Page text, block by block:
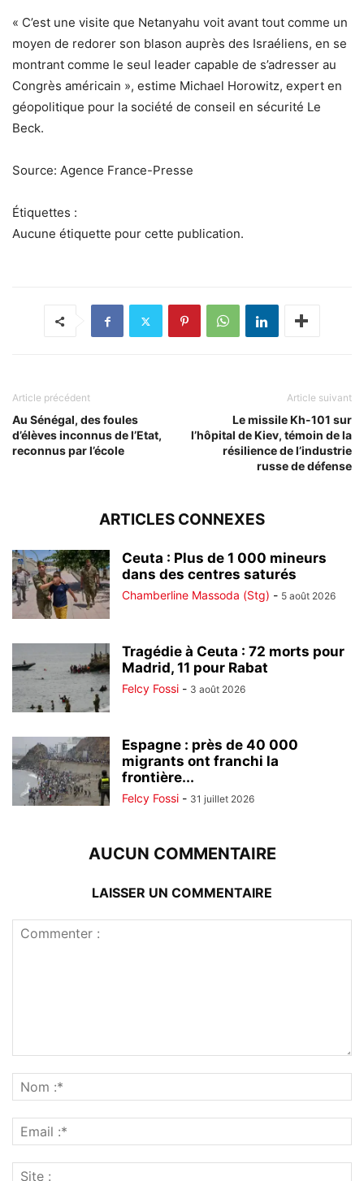
« C’est une visite que Netanyahu voit avant tout comme un
moyen de redorer son blason auprès des Israéliens, en se
montrant comme le seul leader capable de s’adresser au
Congrès américain », estime Michael Horowitz, expert en
géopolitique pour la société de conseil en sécurité Le
Beck.
Source: Agence France-Presse
Étiquettes :
Aucune étiquette pour cette publication.
Article précédent
Au Sénégal, des foules
d’élèves inconnus de l’Etat,
reconnus par l’école
Article suivant
Le missile Kh-101 sur
l’hôpital de Kiev, témoin de la
résilience de l’industrie
russe de défense
ARTICLES CONNEXES
Ceuta : Plus de 1 000 mineurs
dans des centres saturés
Chamberline Massoda (Stg) - 5 août 2026
Tragédie à Ceuta : 72 morts pour
Madrid, 11 pour Rabat
Felcy Fossi - 3 août 2026
Espagne : près de 40 000
migrants ont franchi la
frontière...
Felcy Fossi - 31 juillet 2026
AUCUN COMMENTAIRE
LAISSER UN COMMENTAIRE